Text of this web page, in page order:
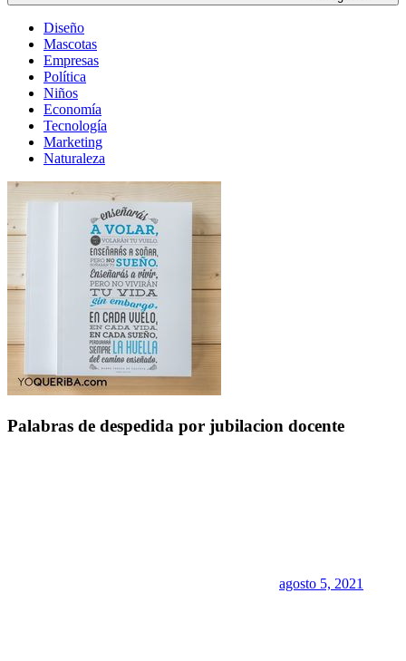
Diseño
Mascotas
Empresas
Política
Niños
Economía
Tecnología
Marketing
Naturaleza
Palabras de despedida por jubilacion docente
agosto 5, 2021